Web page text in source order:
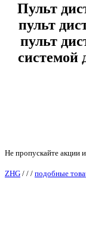
Пульт
пульт
пульт
системой
Не пропускайте акции
ZHG / / / подобные